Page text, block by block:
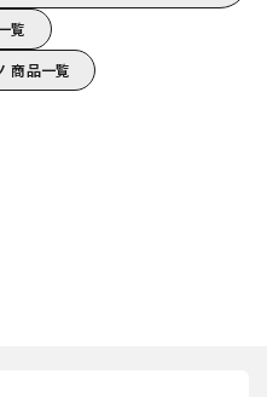
覧
商品一覧